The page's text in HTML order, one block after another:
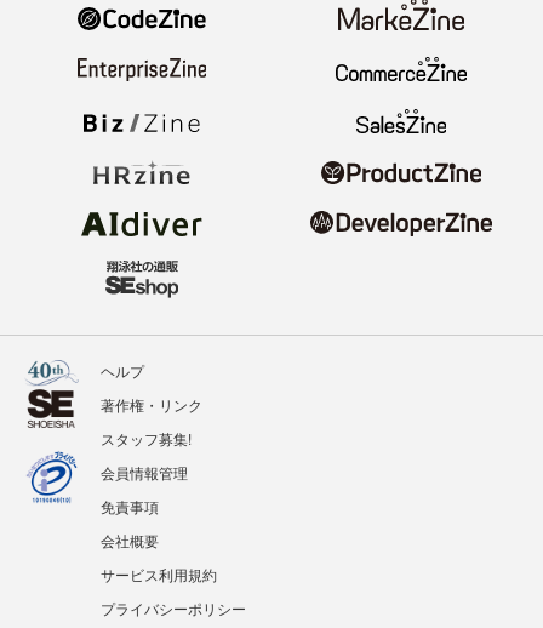
ヘルプ
著作権・リンク
スタッフ募集!
会員情報管理
免責事項
会社概要
サービス利用規約
プライバシーポリシー